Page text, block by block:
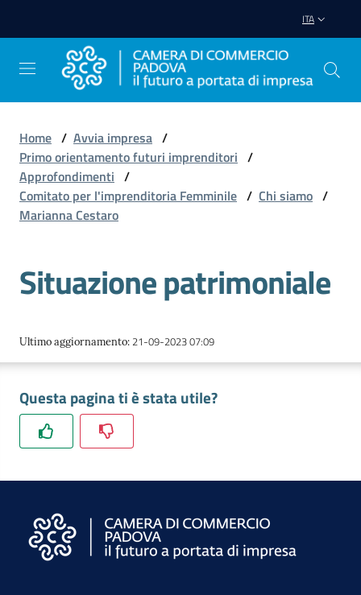
ITA
Avviare
Impresa
Impresa
Impresa
e
territorio
Tutelare
Consumatore
Home / Avvia impresa /
Primo orientamento futuri imprenditori /
Approfondimenti /
Comitato per l'imprenditoria Femminile / Chi siamo /
Marianna Cestaro
Situazione patrimoniale
Ultimo aggiornamento: 21-09-2023 07:09
Questa pagina ti è stata utile?